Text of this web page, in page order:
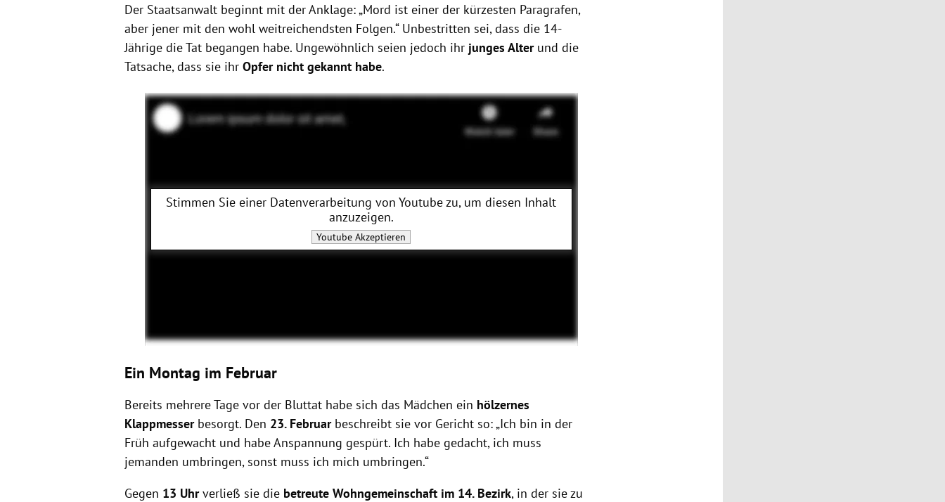
Der Staatsanwalt beginnt mit der Anklage: „Mord ist einer der kürzesten Paragrafen,
aber jener mit den wohl weitreichendsten Folgen.“ Unbestritten sei, dass die 14-
Jährige die Tat begangen habe. Ungewöhnlich seien jedoch ihr junges Alterund die
Tatsache, dass sie ihrOpfer nicht gekannt habe.
Stimmen Sie einer Datenverarbeitung vonYoutubezu, um diesen Inhalt
anzuzeigen.
Youtube Akzeptieren
Ein Montag im Februar
Bereits mehrere Tage vor der Bluttat habe sich das Mädchen ein hölzernes
Klappmesserbesorgt. Den 23. Februarbeschreibt sie vor Gericht so: „Ich bin in der
Früh aufgewacht und habe Anspannung gespürt. Ich habe gedacht, ich muss
jemanden umbringen, sonst muss ich mich umbringen.“
Gegen 13 Uhrverließ sie die betreute Wohngemeinschaft im 14. Bezirk, in der sie zu